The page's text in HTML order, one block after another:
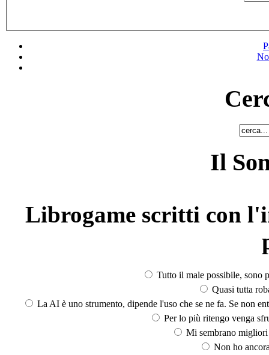
Il
Librogame scritti con
Tutto il male possibile, sono
Quasi tutta
La AI è uno strumento, dipende l'uso che se ne fa. Se non
Per lo più ritengo venga
Mi sembrano
Non ho